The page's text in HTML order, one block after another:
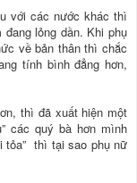
với các nước khác thì
lỏng dần. Khi phụ
về bản thân thì chắc
tính bình đẳng hơn,
thì đã xuất hiện một
các quý bà hơn mình
tỏa” thì tại sao phụ nữ